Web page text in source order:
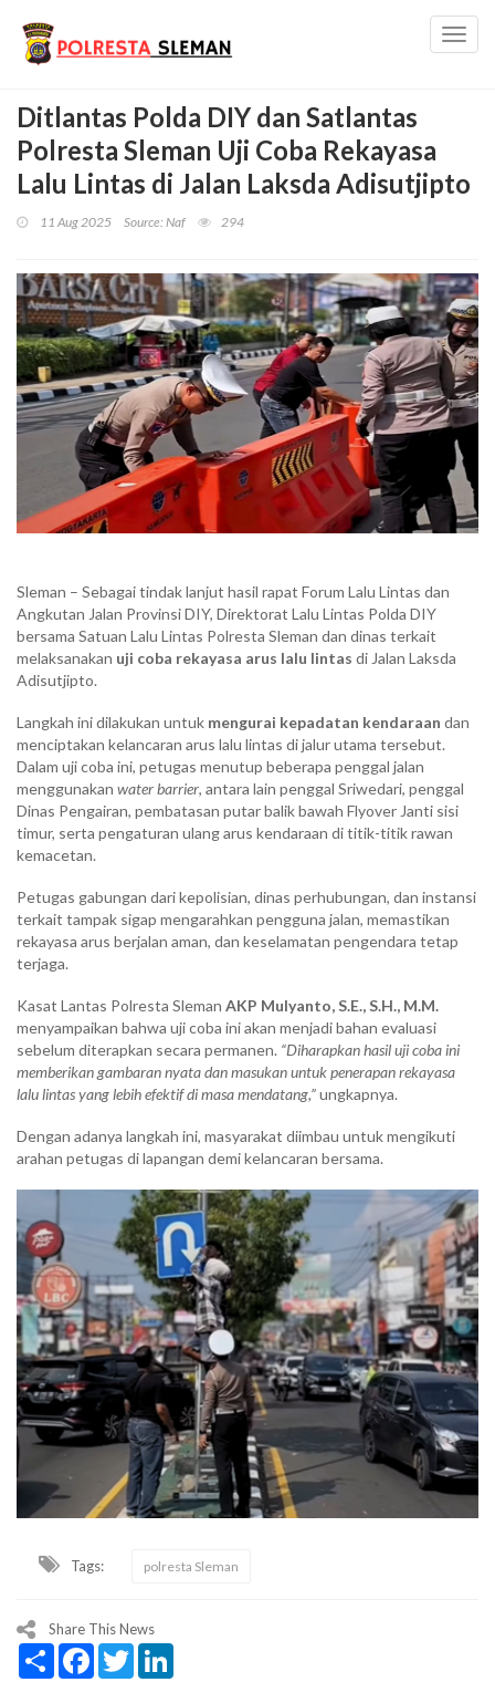
Ditlantas Polda DIY dan Satlantas
Polresta Sleman Uji Coba Rekayasa
Lalu Lintas di Jalan Laksda Adisutjipto
11 Aug 2025 Source: Naf 294
Sleman – Sebagai tindak lanjut hasil rapat Forum Lalu Lintas dan
Angkutan Jalan Provinsi DIY, Direktorat Lalu Lintas Polda DIY
bersama Satuan Lalu Lintas Polresta Sleman dan dinas terkait
melaksanakan uji coba rekayasa arus lalu lintas di Jalan Laksda
Adisutjipto.
Langkah ini dilakukan untuk mengurai kepadatan kendaraan dan
menciptakan kelancaran arus lalu lintas di jalur utama tersebut.
Dalam uji coba ini, petugas menutup beberapa penggal jalan
menggunakan water barrier, antara lain penggal Sriwedari, penggal
Dinas Pengairan, pembatasan putar balik bawah Flyover Janti sisi
timur, serta pengaturan ulang arus kendaraan di titik-titik rawan
kemacetan.
Petugas gabungan dari kepolisian, dinas perhubungan, dan instansi
terkait tampak sigap mengarahkan pengguna jalan, memastikan
rekayasa arus berjalan aman, dan keselamatan pengendara tetap
terjaga.
Kasat Lantas Polresta Sleman AKP Mulyanto, S.E., S.H., M.M.
menyampaikan bahwa uji coba ini akan menjadi bahan evaluasi
sebelum diterapkan secara permanen. “Diharapkan hasil uji coba ini
memberikan gambaran nyata dan masukan untuk penerapan rekayasa
lalu lintas yang lebih efektif di masa mendatang,”ungkapnya.
Dengan adanya langkah ini, masyarakat diimbau untuk mengikuti
arahan petugas di lapangan demi kelancaran bersama.
Tags: polresta Sleman
Share This News
Share Facebook
Twitter